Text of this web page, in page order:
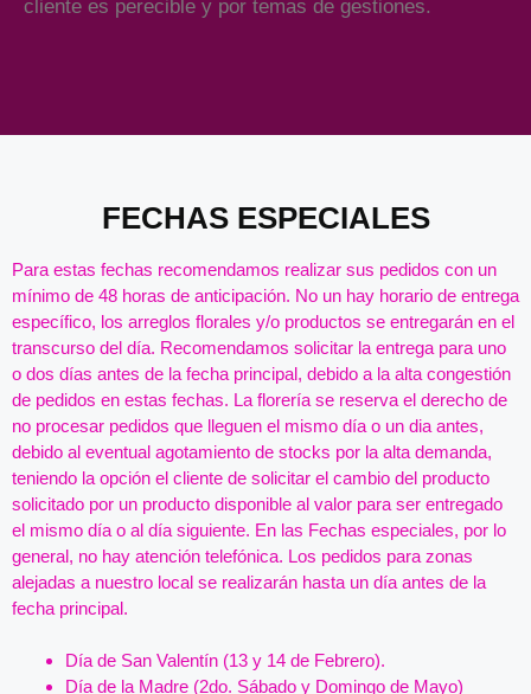
cliente es perecible y por temas de gestiones.
FECHAS ESPECIALES
Para estas fechas recomendamos realizar sus pedidos con un
mínimo de 48 horas de anticipación. No un hay horario de entrega
específico, los arreglos florales y/o productos se entregarán en el
transcurso del día. Recomendamos solicitar la entrega para uno
o dos días antes de la fecha principal, debido a la alta congestión
de pedidos en estas fechas. La florería se reserva el derecho de
no procesar pedidos que lleguen el mismo día o un dia antes,
debido al eventual agotamiento de stocks por la alta demanda,
teniendo la opción el cliente de solicitar el cambio del producto
solicitado por un producto disponible al valor para ser entregado
el mismo día o al día siguiente. En las Fechas especiales, por lo
general, no hay atención telefónica. Los pedidos para zonas
alejadas a nuestro local se realizarán hasta un día antes de la
fecha principal.
Día de San Valentín (13 y 14 de Febrero).
Día de la Madre (2do. Sábado y Domingo de Mayo)